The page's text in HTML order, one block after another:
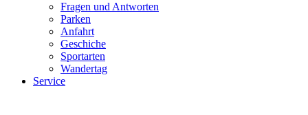
Fragen und Antworten
Parken
Anfahrt
Geschiche
Sportarten
Wandertag
Service